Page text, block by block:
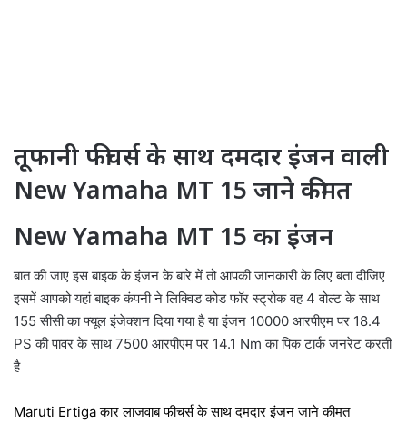
तूफानी फीचर्स के साथ दमदार इंजन वाली
New Yamaha MT 15 जाने कीमत
New Yamaha MT 15 का इंजन
बात की जाए इस बाइक के इंजन के बारे में तो आपकी जानकारी के लिए बता दीजिए
इसमें आपको यहां बाइक कंपनी ने लिक्विड कोड फॉर स्ट्रोक वह 4 वोल्ट के साथ
155 सीसी का फ्यूल इंजेक्शन दिया गया है या इंजन 10000 आरपीएम पर 18.4
PS की पावर के साथ 7500 आरपीएम पर 14.1 Nm का पिक टार्क जनरेट करती
है
Maruti Ertiga कार लाजवाब फीचर्स के साथ दमदार इंजन जाने कीमत